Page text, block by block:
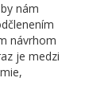
nám
návrhom
je medzi